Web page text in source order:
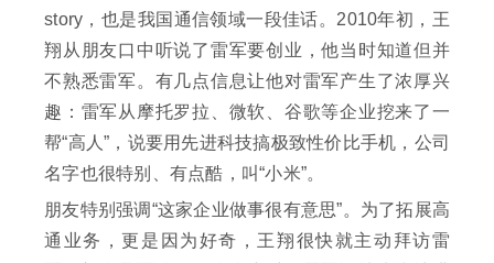
story，也是我国通信领域一段佳话。2010年初，王
翔从朋友口中听说了雷军要创业，他当时知道但并
不熟悉雷军。有几点信息让他对雷军产生了浓厚兴
趣：雷军从摩托罗拉、微软、谷歌等企业挖来了一
帮“高人”，说要用先进科技搞极致性价比手机，公司
名字也很特别、有点酷，叫“小米”。
朋友特别强调“这家企业做事很有意思”。为了拓展高
通业务，更是因为好奇，王翔很快就主动拜访雷